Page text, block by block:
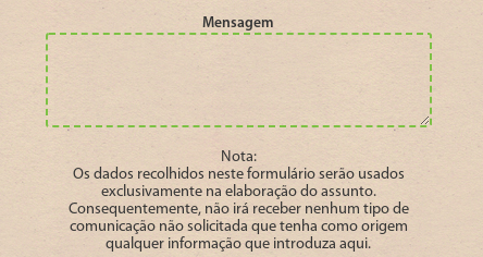
Mensagem
Nota:
Os dados recolhidos neste formulário serão usados
exclusivamente na elaboração do assunto.
Consequentemente, não irá receber nenhum tipo de
comunicação não solicitada que tenha como origem
qualquer informação que introduza aqui.